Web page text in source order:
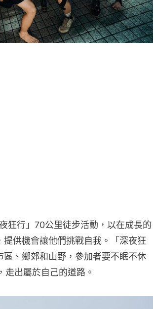
狂行」70公里徒步活動，以在成長的
供機會讓他們挑戰自我。「深夜狂
、鄉郊和山野，參加者要不眠不休
出屬於自己的道路。